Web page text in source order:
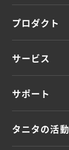
プロダクト
サービス
サポート
タニタの活動